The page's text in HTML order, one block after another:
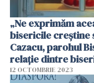
„Ne exprimăm
bisericile creștine
Cazacu, parohul
relație dintre
12 OCTOMBRIE 2023